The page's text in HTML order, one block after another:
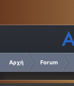
Αρχή Forum